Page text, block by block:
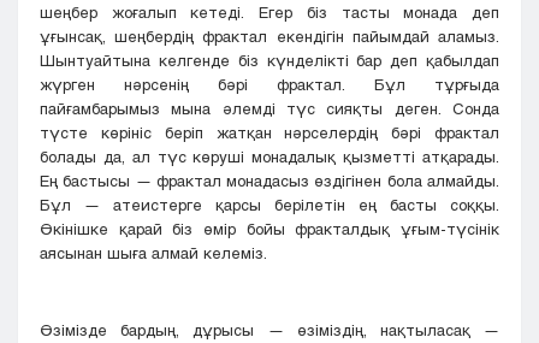
шеңбер жоғалып кетеді. Егер біз тасты монада деп
ұғынсақ, шеңбердің фрактал екендігін пайымдай аламыз.
Шынтуайтына келгенде біз күнделікті бар деп қабылдап
жүрген нәрсенің бәрі фрактал. Бұл тұрғыда
пайғамбарымыз мына әлемді түс сияқты деген. Сонда
түсте көрініс беріп жатқан нәрселердің бәрі фрактал
болады да, ал түс көруші монадалық қызметті атқарады.
Ең бастысы — фрактал монадасыз өздігінен бола алмайды.
Бұл — атеистерге қарсы берілетін ең басты соққы.
Өкінішке қарай біз өмір бойы фракталдық ұғым-түсінік
аясынан шыға алмай келеміз.
Өзімізде бардың, дұрысы — өзіміздің, нақтыласақ —